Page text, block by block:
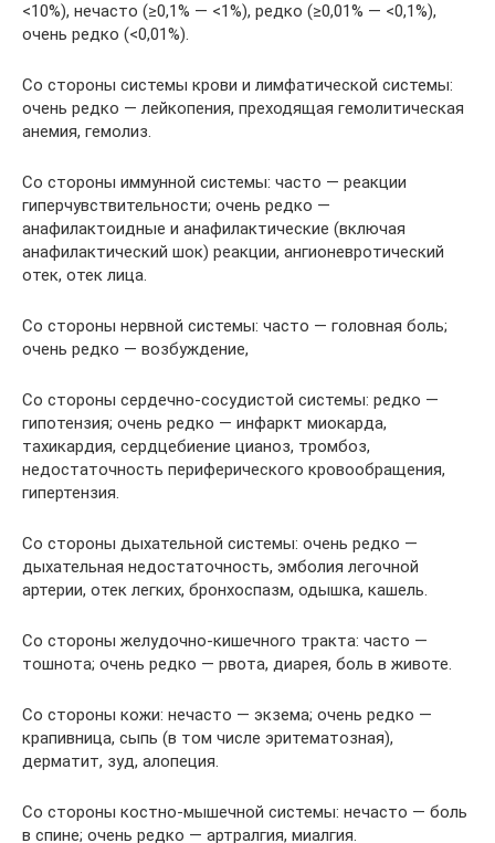
<10%), нечасто (≥0,1% — <1%), редко (≥0,01% — <0,1%),
очень редко (<0,01%).
Со стороны системы крови и лимфатической системы:
очень редко — лейкопения, преходящая гемолитическая
анемия, гемолиз.
Со стороны иммунной системы: часто — реакции
гиперчувствительности; очень редко —
анафилактоидные и анафилактические (включая
анафилактический шок) реакции, ангионевротический
отек, отек лица.
Со стороны нервной системы: часто — головная боль;
очень редко — возбуждение,
Со стороны сердечно-сосудистой системы: редко —
гипотензия; очень редко — инфаркт миокарда,
тахикардия, сердцебиение цианоз, тромбоз,
недостаточность периферического кровообращения,
гипертензия.
Со стороны дыхательной системы: очень редко —
дыхательная недостаточность, эмболия легочной
артерии, отек легких, бронхоспазм, одышка, кашель.
Со стороны желудочно-кишечного тракта: часто —
тошнота; очень редко — рвота, диарея, боль в животе.
Со стороны кожи: нечасто — экзема; очень редко —
крапивница, сыпь (в том числе эритематозная),
дерматит, зуд, алопеция.
Со стороны костно-мышечной системы: нечасто — боль
в спине; очень редко — артралгия, миалгия.